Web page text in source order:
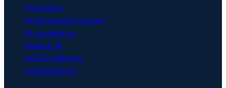
Pentesting
Cloud security posture
AI governance
Shadow AI
DORA resilience
Confidential AI